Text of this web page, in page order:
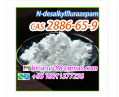
วัตถุดิบเคมีรายวัน
สารเคมีไม่เป็นอินทรีย์ วัตถุดิบ
ตัวกลางเคมีละเอียด